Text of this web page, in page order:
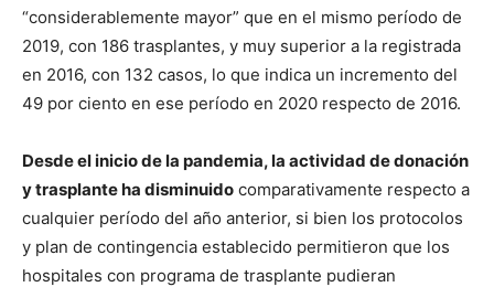
“considerablemente mayor” que en el mismo período de
2019, con 186 trasplantes, y muy superior a la registrada
en 2016, con 132 casos, lo que indica un incremento del
49 por ciento en ese período en 2020 respecto de 2016.
Desde el inicio de la pandemia, la actividad de donación
y trasplante ha disminuido comparativamente respecto a
cualquier período del año anterior, si bien los protocolos
y plan de contingencia establecido permitieron que los
hospitales con programa de trasplante pudieran